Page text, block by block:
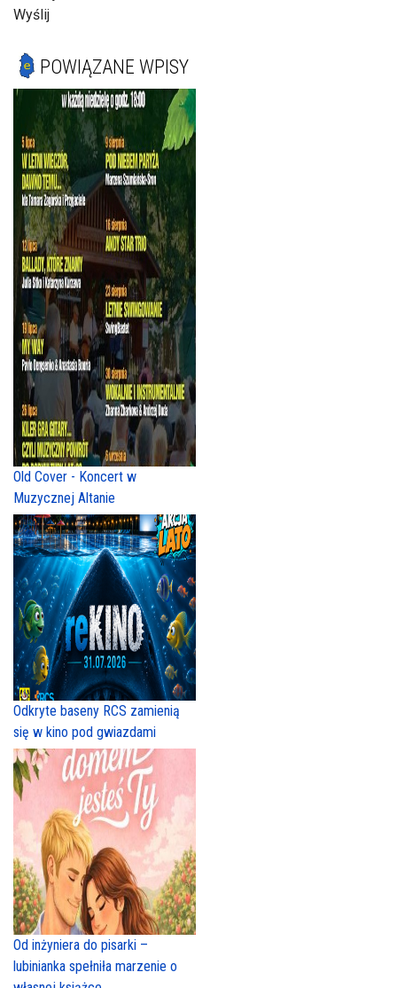
Wyślij
POWIĄZANE WPISY
Old Cover - Koncert w
Muzycznej Altanie
Odkryte baseny RCS zamienią
się w kino pod gwiazdami
Od inżyniera do pisarki –
lubinianka spełniła marzenie o